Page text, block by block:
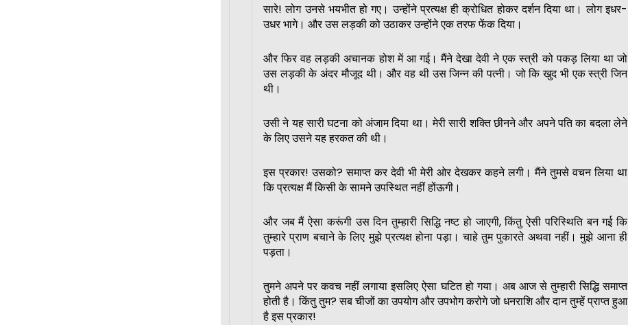
सारे! लोग उनसे भयभीत हो गए। उन्होंने प्रत्यक्ष ही क्रोधित होकर दर्शन दिया था। लोग इधर-
उधर भागे। और उस लड़की को उठाकर उन्होंने एक तरफ फेंक दिया।
और फिर वह लड़की अचानक होश में आ गई। मैंने देखा देवी ने एक स्त्री को पकड़ लिया था जो
उस लड़की के अंदर मौजूद थी। और वह थी उस जिन्न की पत्नी। जो कि खुद भी एक स्त्री जिन
थी।
उसी ने यह सारी घटना को अंजाम दिया था। मेरी सारी शक्ति छीनने और अपने पति का बदला लेने
के लिए उसने यह हरकत की थी।
इस प्रकार! उसको? समाप्त कर देवी भी मेरी ओर देखकर कहने लगी। मैंने तुमसे वचन लिया था
कि प्रत्यक्ष मैं किसी के सामने उपस्थित नहीं होंऊगी।
और जब मैं ऐसा करूंगी उस दिन तुम्हारी सिद्धि नष्ट हो जाएगी, किंतु ऐसी परिस्थिति बन गई कि
तुम्हारे प्राण बचाने के लिए मुझे प्रत्यक्ष होना पड़ा। चाहे तुम पुकारते अथवा नहीं। मुझे आना ही
पड़ता।
तुमने अपने पर कवच नहीं लगाया इसलिए ऐसा घटित हो गया। अब आज से तुम्हारी सिद्धि समाप्त
होती है। किंतु तुम? सब चीजों का उपयोग और उपभोग करोगे जो धनराशि और दान तुम्हें प्राप्त हुआ
है इस प्रकार!